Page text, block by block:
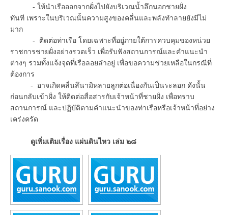
- ให้นำเรือออกจากฝั่งไปยังบริเวณน้ำลึกนอกชายฝั่ง
ทันที เพราะในบริเวณนั้นความสูงของคลื่นและพลังทำลายยังมีไม่
มาก
- ติดต่อท่าเรือ โดยเฉพาะที่อยู่ภายใต้การควบคุมของหน่วย
ราชการชายฝั่งอย่างรวดเร็ว เพื่อรับฟังสถานการณ์และคำแนะนำ
ต่างๆ รวมทั้งแจ้งจุดที่เรือลอยลำอยู่ เพื่อขอความช่วยเหลือในกรณีที่
ต้องการ
- อาจเกิดคลื่นสึนามิหลายลูกต่อเนื่องกันเป็นระลอก ดังนั้น
ก่อนกลับเข้าฝั่ง ให้ติดต่อสื่อสารกับเจ้าหน้าที่ชายฝั่ง เพื่อทราบ
สถานการณ์ และปฏิบัติตามคำแนะนำของท่าเรือหรือเจ้าหน้าที่อย่าง
เคร่งครัด
ดูเพิ่มเติมเรื่อง แผ่นดินไหว เล่ม ๒๘